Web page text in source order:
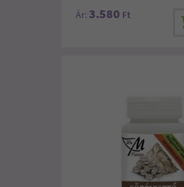
Ár: 3.580 Ft